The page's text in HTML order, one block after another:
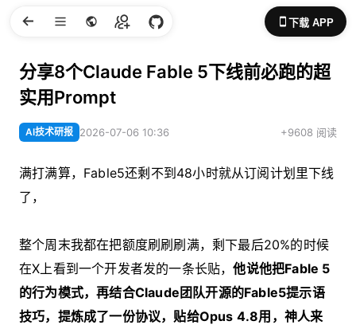
下载 APP
分享8个Claude Fable 5下线前必跑的超
实用Prompt
AI技术研报 2026-07-06 10:36 +9608 阅读
满打满算，Fable5还剩不到48小时就从订阅计划里下线
了，
整个周末我都在把额度刷刷刷满，剩下最后20%的时候
在X上看到一个开发者发的一条长贴，他说他把Fable 5
的行为模式，再结合Claude团队开源的Fable5提示语
技巧，提炼成了一份协议，贴给Opus 4.8用，神人来